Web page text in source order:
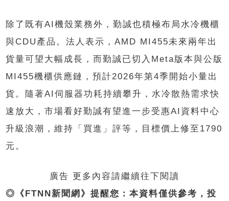
除了既有AI機殼業務外，勤誠也積極布局水冷機櫃
與CDU產品。法人表示，AMD MI455未來兩年出
貨量可望大幅成長，而勤誠已切入Meta版本與公版
MI455機櫃供應鏈，預計2026年第4季開始小量出
貨。隨著AI伺服器功耗持續攀升，水冷散熱需求快
速放大，市場看好勤誠有望進一步受惠AI資料中心
升級浪潮，維持「買進」評等，目標價上修至1790
元。
廣告 更多內容請繼續往下閱讀
◎《FTNN新聞網》提醒您：本資料僅供參考，投